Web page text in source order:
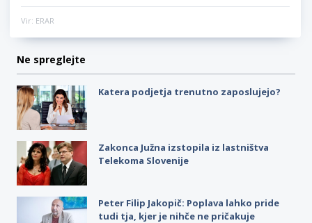
Vir: ERAR
Ne spreglejte
Katera podjetja trenutno zaposlujejo?
Zakonca Južna izstopila iz lastništva
Telekoma Slovenije
Peter Filip Jakopič: Poplava lahko pride
tudi tja, kjer je nihče ne pričakuje